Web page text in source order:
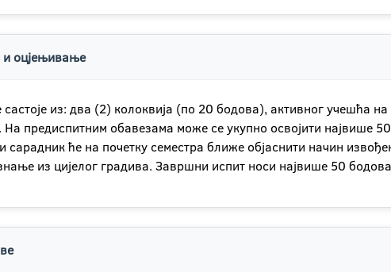
оцјењивање
састоје из: два (2) колоквија (по 20 бодова), активног учешћа
предиспитним обавезама може се укупно освојити највише 50
сарадник ће на почетку семестра ближе објаснити начин
из цијелог градива. Завршни испит носи највише 50